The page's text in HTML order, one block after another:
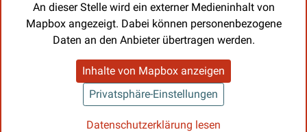
An dieser Stelle wird ein externer Medieninhalt von
Mapbox angezeigt. Dabei können personenbezogene
Daten an den Anbieter übertragen werden.
Inhalte von Mapbox anzeigen
Privatsphäre-Einstellungen
Datenschutzerklärung lesen